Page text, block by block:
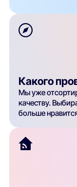
Какого
Мы уже
качеству.
больше